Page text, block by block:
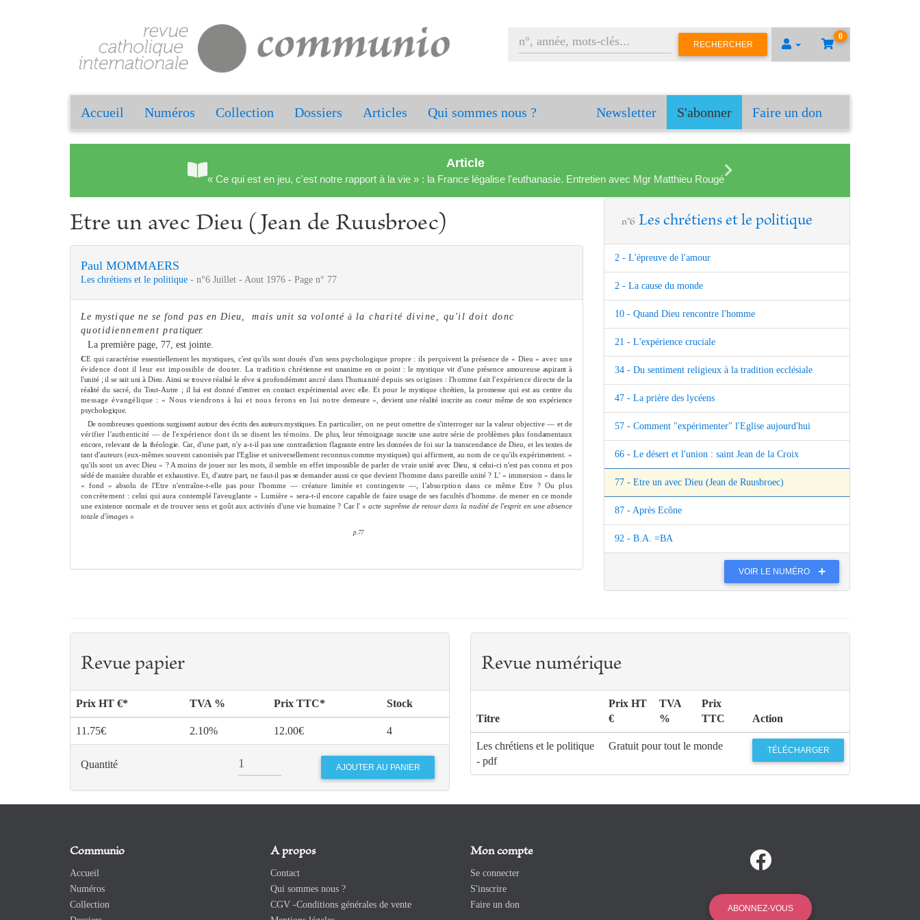
0
RECHERCHER
Accueil Numéros Collection Dossiers Articles Qui sommes nous ? Newsletter S'abonner Faire un don
Article
« Ce qui est en jeu, c'est notre rapport à la vie » : la France légalise l'euthanasie. Entretien avec Mgr Matthieu Rougé
Etre un avec Dieu (Jean de Ruusbroec)
Paul MOMMAERS
Les chrétiens et le politique - n°6 Juillet - Aout 1976 - Page n° 77
Le mystique ne se fond pas en Dieu, mais unit sa volonté à la charité divine, qu'il doit donc
quotidiennement pra­tiquer.
La première page, 77, est jointe.
CE qui caractérise essentiellement les mystiques, c'est qu'ils sont doués d'un sens psychologique propre : ils perçoivent la présence de « Dieu » avec une
évidence dont il leur est impossible de douter. La tradition chré­tienne est unanimeen ce point : le mystique vit d'une présence amoureuse aspi­rant à
l'unité ; il se sait uni à Dieu. Ainsi se trouve réalisé le rêve si profondément ancré dans l'humanité depuis ses origines : l'homme fait l'expérience directede la
réalité du sacré, du Tout-Autre ; il lui est donné d'entrer en contact expéri­mental avec elle. Et pour le mystique chrétien, la promesse qui est au centre du
message évangélique : « Nous viendrons à lui et nous ferons en lui notredemeure », devient une réalité inscrite au coeur même de son expérience
psycho­logique.
De nombreuses questions surgissent autour des écrits des auteurs mystiques.En particulier, on ne peut omettre de s'interroger sur la valeur objective — et de
vérifier l'authenticité — de l'expérience dont ils se disent les témoins. De plus, leur témoignage suscite une autre série de problèmes plus fondamentaux
encore, relevant de la théologie. Car, d'une part, n'y a-t-il pas une contradiction flagrante entre les données de foi sur la transcendance de Dieu, et les textes de
tant d'auteurs (eux-mêmes souvent canonisés par l'Eglise et universellement reconnus comme mystiques) qui affirment, au nom de ce qu'ils expérimentent. «
qu'ils sont un avec Dieu » ? A moins de jouer sur les mots, il semble en effetimpossible de parler de vraie unité avec Dieu, si celui-ci n'est pas connu et pos­
sédé de manière durable et exhaustive. Et, d'autre part, ne faut-il pas se deman­der aussi ce que devient l'homme dans pareille unité ? L' « immersion » dans le
« fond » absolu de l'Etre n'entraîne-t-elle pas pour l'homme — créature limitéeet contingente —, l'absorption dans ce mêmeEtre ? Ou plus
concrètement :celui qui aura contemplé l'aveuglante « Lumière » sera-t-il encore capable defaire usage de ses facultés d'homme. demener en ce monde
une existence nor­male et de trouver sens et goût aux activités d'une vie humaine ? Car l'« acte suprêmede retour dans la nudité de l'esprit en une absence
totale d'images »
p.77
n°6 Les chrétiens et le politique
2 - L'épreuve de l'amour
2 - La cause du monde
10 - Quand Dieu rencontre l'homme
21 - L'expérience cruciale
34 - Du sentiment religieux à la tradition ecclésiale
47 - La prière des lycéens
57 - Comment "expérimenter" l'Eglise aujourd'hui
66 - Le désert et l'union : saint Jean de la Croix
77 - Etre un avec Dieu (Jean de Ruusbroec)
87 - Après Ecône
92 - B.A. =BA
VOIR LE NUMÉRO
Revue papier
Prix HT €* TVA % Prix TTC* Stock
11.75€ 2.10% 12.00€ 4
Quantité
Revue numérique
Titre
Prix HT
€
TVA
%
Prix
TTC
Action
Les chrétiens et le politique
- pdf
Gratuit pour tout le monde TÉLÉCHARGER
Communio
Accueil
Numéros
Collection
A propos
Contact
Qui sommes nous ?
CGV -Conditions générales de vente
Mon compte
Se connecter
S'inscrire
Faire un don
ABONNEZ-VOUS